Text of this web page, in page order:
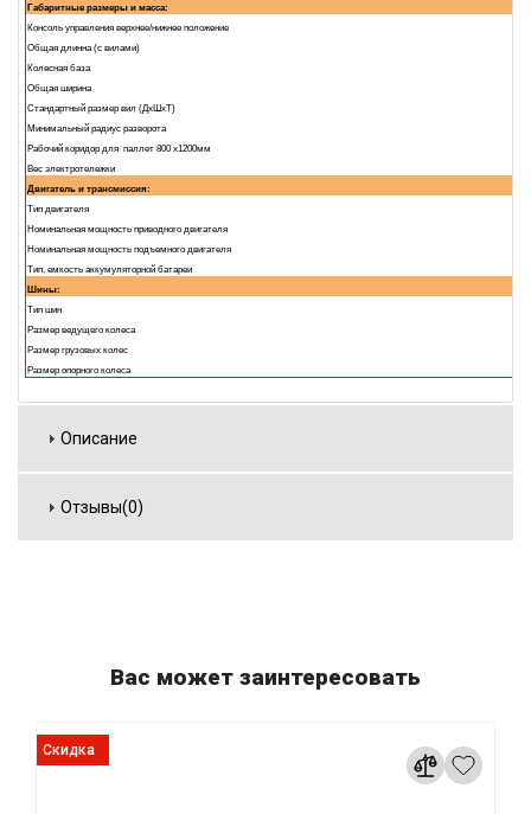
Габаритные размеры и масса:
Консоль управления верхнее/нижнее положение
Общая длинна (с вилами)
Колесная база
Общая ширина
Стандартный размер вил (ДxШxТ)
Минимальный радиус разворота
Рабочий коридор для паллет 800 х1200мм
Вес электротележки
Двигатель и трансмиссия:
Тип двигателя
Номинальная мощность приводного двигателя
Номинальная мощность подъемного двигателя
Тип, емкость аккумуляторной батареи
Шины:
Тип шин
Размер ведущего колеса
Размер грузовых колес
Размер опорного колеса
Описание
Отзывы(0)
Вас может заинтересовать
Скидка